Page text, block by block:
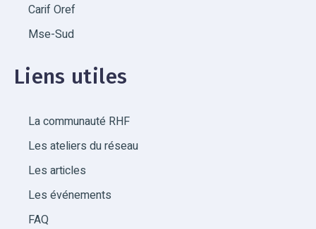
Carif Oref
Mse-Sud
Liens utiles
La communauté RHF
Les ateliers du réseau
Les articles
Les événements
FAQ